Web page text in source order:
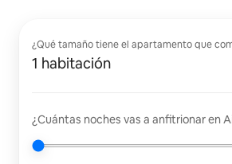
¿Qué tamaño tiene el apartamento que
1 habitación
¿Cuántas noches vas a anfitrionar en